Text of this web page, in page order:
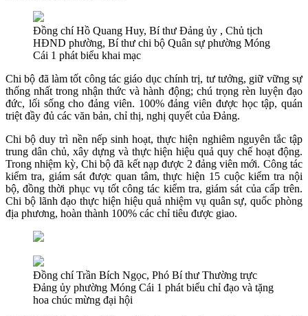
Đồng chí Hồ Quang Huy, Bí thư Đảng ủy , Chủ tịch
HĐND phường, Bí thư chi bộ Quân sự phường Móng
Cái 1 phát biểu khai mạc
Chi bộ đã làm tốt công tác giáo dục chính trị, tư tưởng, giữ vững sự
thống nhất trong nhận thức và hành động; chú trọng rèn luyện đạo
đức, lối sống cho đảng viên. 100% đảng viên được học tập, quán
triệt đầy đủ các văn bản, chỉ thị, nghị quyết của Đảng.
Chi bộ duy trì nền nếp sinh hoạt, thực hiện nghiêm nguyên tắc tập
trung dân chủ, xây dựng và thực hiện hiệu quả quy chế hoạt động.
Trong nhiệm kỳ, Chi bộ đã kết nạp được 2 đảng viên mới. Công tác
kiểm tra, giám sát được quan tâm, thực hiện 15 cuộc kiểm tra nội
bộ, đồng thời phục vụ tốt công tác kiểm tra, giám sát của cấp trên.
Chi bộ lãnh đạo thực hiện hiệu quả nhiệm vụ quân sự, quốc phòng
địa phương, hoàn thành 100% các chỉ tiêu được giao.
Đồng chí Trần Bích Ngọc, Phó Bí thư Thường trực
Đảng ủy phường Móng Cái 1 phát biểu chỉ đạo và tặng
hoa chúc mừng đại hội